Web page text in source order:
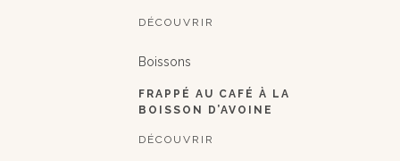
DÉCOUVRIR
Boissons
FRAPPÉ AU CAFÉ À LA
BOISSON D’AVOINE
DÉCOUVRIR